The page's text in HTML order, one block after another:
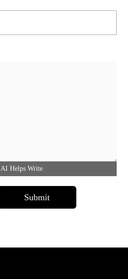
AI Helps Write
Submit